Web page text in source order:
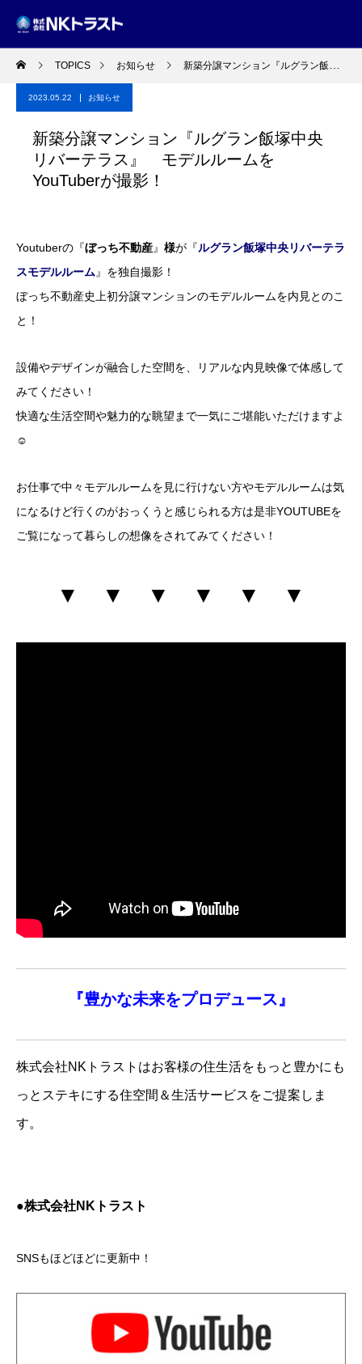
TOPICS お知らせ 新築分譲マンション『ルグラン飯塚中央リバーテラス』 モデルルームをYouTuberが撮影！
2023.05.22 お知らせ
新築分譲マンション『ルグラン飯塚中央
リバーテラス』 モデルルームを
YouTuberが撮影！
Youtuberの『ぼっち不動産』 様が『ルグラン飯塚中央リバーテラ
スモデルルーム 』を独自撮影！
ぼっち不動産史上初分譲マンションのモデルルームを内見とのこ
と！
設備やデザインが融合した空間を、リアルな内見映像で体感して
みてください！
快適な生活空間や魅力的な眺望まで一気にご堪能いただけますよ
☺
お仕事で中々モデルルームを見に行けない方やモデルルームは気
になるけど行くのがおっくうと感じられる方は是非YOUTUBEを
ご覧になって暮らしの想像をされてみてください！
▼ ▼ ▼ ▼ ▼ ▼
『豊かな未来をプロデュース』
株式会社NKトラストはお客様の住生活をもっと豊かにも
っとステキにする住空間＆生活サービスをご提案しま
す。
●株式会社NKトラスト
SNSもほどほどに更新中！